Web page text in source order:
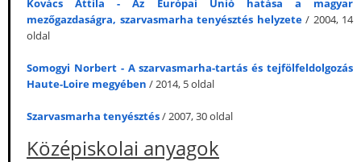
Kovács Attila - Az Európai Unió hatása a magyar
mezőgazdaságra, szarvasmarha tenyésztés helyzete/ 2004, 14
oldal
Somogyi Norbert - A szarvasmarha-tartás és tejfölfeldolgozás
Haute-Loire megyében / 2014, 5 oldal
Szarvasmarha tenyésztés/ 2007, 30 oldal
Középiskolai anyagok